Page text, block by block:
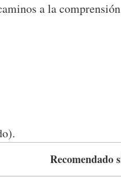
a la
Recomendado